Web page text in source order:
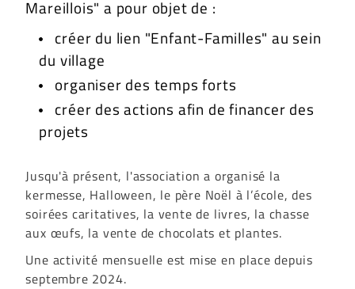
Mareillois" a pour objet de :
créer du lien "Enfant-Familles" au sein
du village
organiser des temps forts
​créer des actions afin de financer des
projets
Jusqu'à présent, l'association a organisé la
kermesse, Halloween, le père Noël à l’école, des
soirées caritatives, la vente de livres, la chasse
aux œufs, la vente de chocolats et plantes.
Une activité mensuelle est mise en place depuis
septembre 2024.